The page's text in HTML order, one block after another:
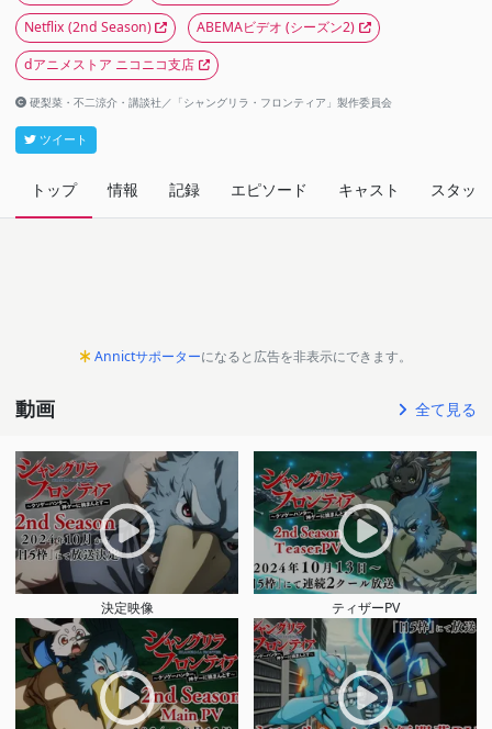
Netflix (2nd Season) ABEMAビデオ (シーズン2)
dアニメストア ニコニコ支店
硬梨菜・不二涼介・講談社／「シャングリラ・フロンティア」製作委員会
ツイート
トップ 情報 記録 エピソード キャスト スタッフ
Annictサポーターになると広告を非表示にできます。
動画 全て見る
決定映像 ティザーPV